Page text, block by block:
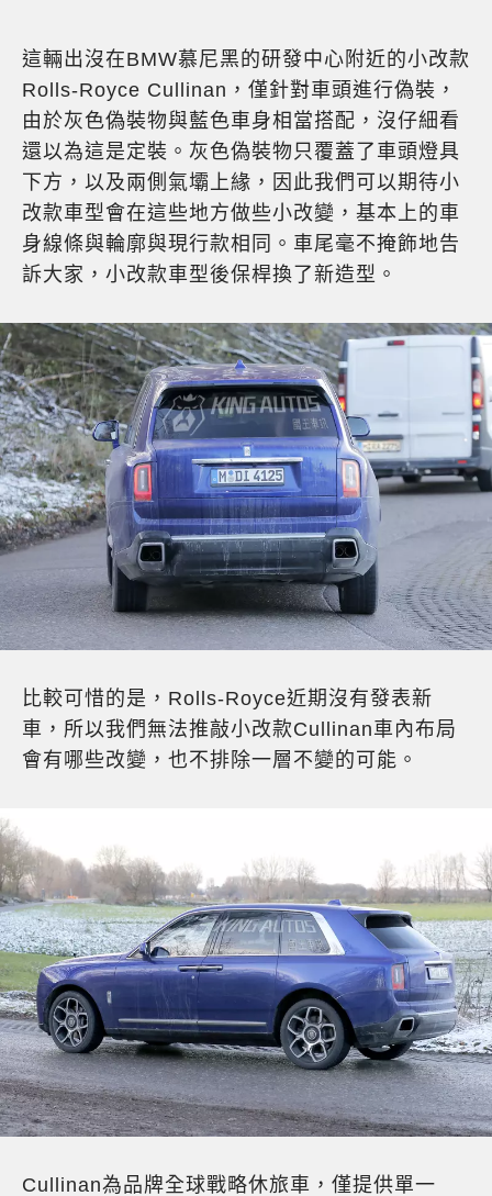
這輛出沒在BMW慕尼黑的研發中心附近的小改款
Rolls-Royce Cullinan，僅針對車頭進行偽裝，
由於灰色偽裝物與藍色車身相當搭配，沒仔細看
還以為這是定裝。灰色偽裝物只覆蓋了車頭燈具
下方，以及兩側氣壩上緣，因此我們可以期待小
改款車型會在這些地方做些小改變，基本上的車
身線條與輪廓與現行款相同。車尾毫不掩飾地告
訴大家，小改款車型後保桿換了新造型。
比較可惜的是，Rolls-Royce近期沒有發表新
車，所以我們無法推敲小改款Cullinan車內布局
會有哪些改變，也不排除一層不變的可能。
Cullinan為品牌全球戰略休旅車，僅提供單一